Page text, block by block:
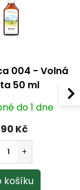
004 - Volná
50 ml
do 1 dne
Kč